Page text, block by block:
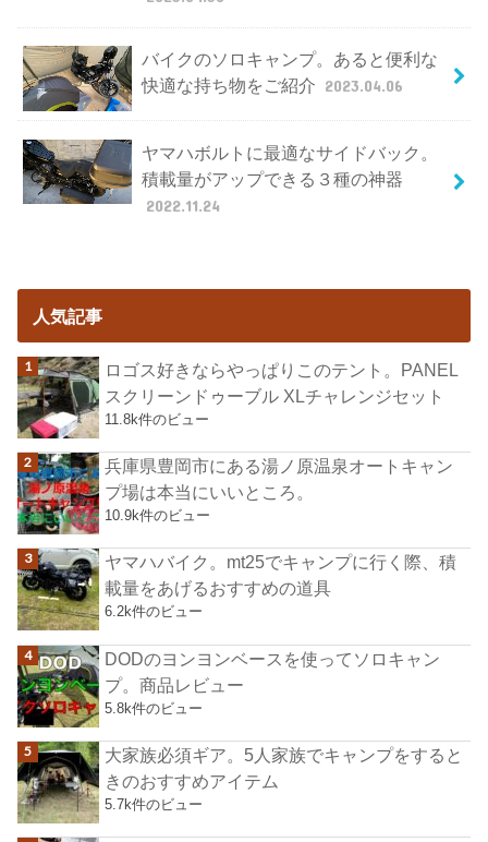
バイクのソロキャンプ。あると便利な
快適な持ち物をご紹介 2023.04.06
ヤマハボルトに最適なサイドバック。
積載量がアップできる３種の神器
2022.11.24
人気記事
ロゴス好きならやっぱりこのテント。PANEL
スクリーンドゥーブル XLチャレンジセット
11.8k件のビュー
兵庫県豊岡市にある湯ノ原温泉オートキャン
プ場は本当にいいところ。
10.9k件のビュー
ヤマハバイク。mt25でキャンプに行く際、積
載量をあげるおすすめの道具
6.2k件のビュー
DODのヨンヨンベースを使ってソロキャン
プ。商品レビュー
5.8k件のビュー
大家族必須ギア。5人家族でキャンプをすると
きのおすすめアイテム
5.7k件のビュー